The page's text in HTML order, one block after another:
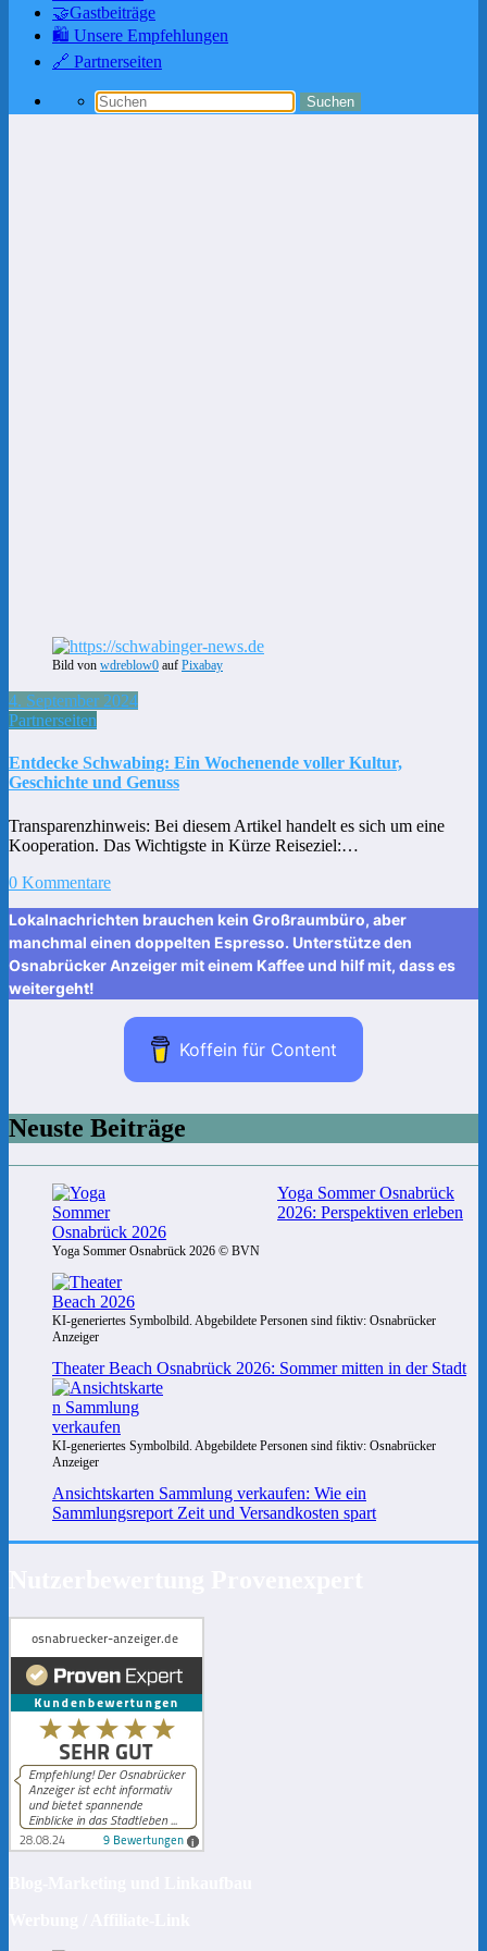
🤝Gastbeiträge
🛍️ Unsere Empfehlungen
🔗 Partnerseiten
Bild von wdreblow0 auf Pixabay
4. September 2024
Partnerseiten
Entdecke Schwabing: Ein Wochenende voller Kultur,
Geschichte und Genuss
Transparenzhinweis: Bei diesem Artikel handelt es sich um eine
Kooperation. Das Wichtigste in Kürze Reiseziel:…
0 Kommentare
Lokalnachrichten brauchen kein Großraumbüro, aber
manchmal einen doppelten Espresso. Unterstütze den
Osnabrücker Anzeiger mit einem Kaffee und hilf mit, dass es
weitergeht!
Koffein für Content
Neuste Beiträge
Yoga Sommer Osnabrück 2026 © BVN
Yoga Sommer Osnabrück
2026: Perspektiven erleben
KI-generiertes Symbolbild. Abgebildete Personen sind fiktiv: Osnabrücker
Anzeiger
Theater Beach Osnabrück 2026: Sommer mitten in der Stadt
KI-generiertes Symbolbild. Abgebildete Personen sind fiktiv: Osnabrücker
Anzeiger
Ansichtskarten Sammlung verkaufen: Wie ein
Sammlungsreport Zeit und Versandkosten spart